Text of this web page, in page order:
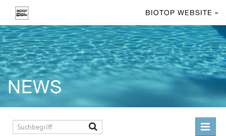
NEWS
BIOTOP WEBSITE »